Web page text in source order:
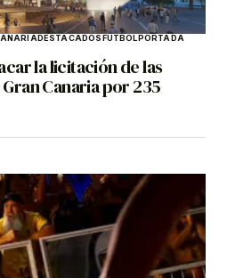
DESTACADOSFÚTBOLPORTADA
la licitación de las
Canaria por 235